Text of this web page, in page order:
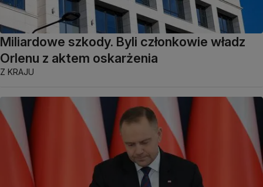
Miliardowe szkody. Byli członkowie władz
Orlenu z aktem oskarżenia
Z KRAJU